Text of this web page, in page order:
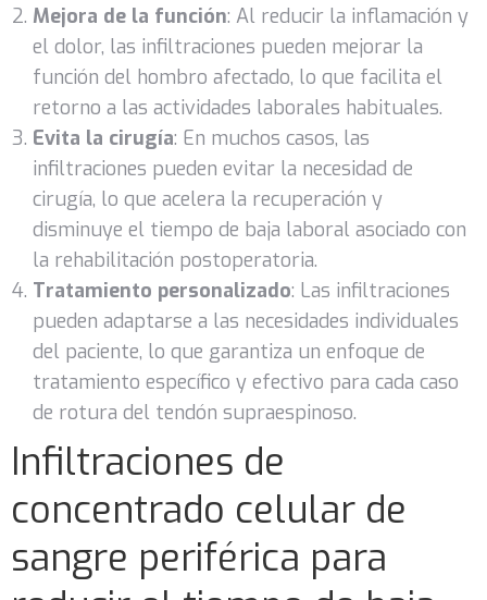
Mejora de la función: Al reducir la inflamación y
el dolor, las infiltraciones pueden mejorar la
función del hombro afectado, lo que facilita el
retorno a las actividades laborales habituales.
Evita la cirugía: En muchos casos, las
infiltraciones pueden evitar la necesidad de
cirugía, lo que acelera la recuperación y
disminuye el tiempo de baja laboral asociado con
la rehabilitación postoperatoria.
Tratamiento personalizado: Las infiltraciones
pueden adaptarse a las necesidades individuales
del paciente, lo que garantiza un enfoque de
tratamiento específico y efectivo para cada caso
de rotura del tendón supraespinoso.
Infiltraciones de
concentrado celular de
sangre periférica para